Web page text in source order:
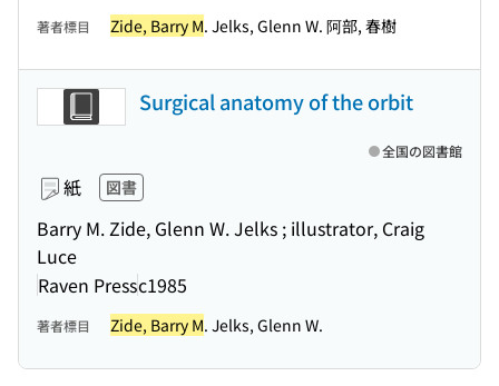
著者標目 Zide, Barry M. Jelks, Glenn W. 阿部, 春樹
Surgical anatomy of the orbit
紙 図書
Barry M. Zide, Glenn W. Jelks ; illustrator, Craig
Luce
Raven Pressc1985
全国の図書館
著者標目 Zide, Barry M. Jelks, Glenn W.